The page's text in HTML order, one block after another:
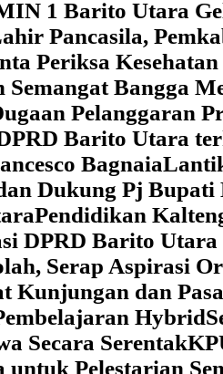
1 Barito Utara
Pancasila,
Periksa
Bangga
Pelanggaran
Barito Utara
Bagnaia
Dukung Pj Bupati
‎Pendidikan
DPRD Barito Utara
Serap Aspirasi
Kunjungan dan
Hybrid
Secara Serentak
Pelestarian